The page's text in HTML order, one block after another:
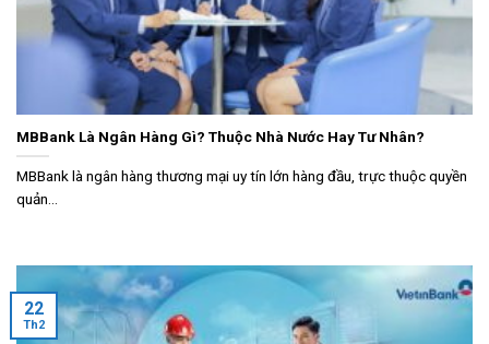
MBBank Là Ngân Hàng Gì? Thuộc Nhà Nước Hay Tư Nhân?
MBBank là ngân hàng thương mại uy tín lớn hàng đầu, trực thuộc quyền
quản...
22
Th2